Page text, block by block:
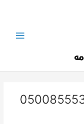
مبيدات برابغ 0500855537